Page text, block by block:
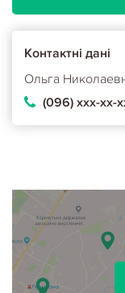
Контактні дані
Ольга
(096) ххх-хх-